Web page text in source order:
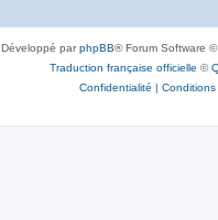
Développé parphpBB® Forum Software
Traduction française officielle ©
Confidentialité | Conditions